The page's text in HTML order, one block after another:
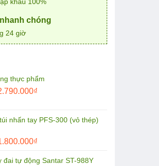
khẩu 100%
chóng
24 giờ
thực phẩm
₫Giá
là:
nhấn tay PFS-300 (vỏ thép)
₫Giá
tại
đai tự động Santar ST-988Y